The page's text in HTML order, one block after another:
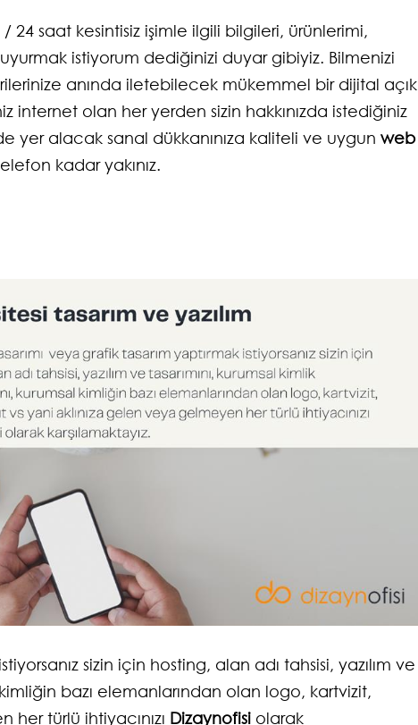
24 saat kesintisiz işimle ilgili bilgileri, ürünlerimi,
istiyorum dediğinizi duyar gibiyiz. Bilmenizi
anında iletebilecek mükemmel bir dijital açık
internet olan her yerden sizin hakkınızda istediğiniz
yer alacak sanal dükkanınıza kaliteli ve uygun web
kadar yakınız.
sizin için hosting, alan adı tahsisi, yazılım ve
kimliğin bazı elemanlarından olan logo, kartvizit,
türlü ihtiyacınızı Dizaynofisi olarak